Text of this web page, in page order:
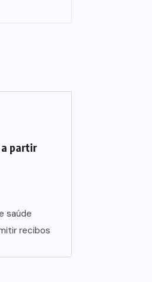
a partir
saúde
recibos